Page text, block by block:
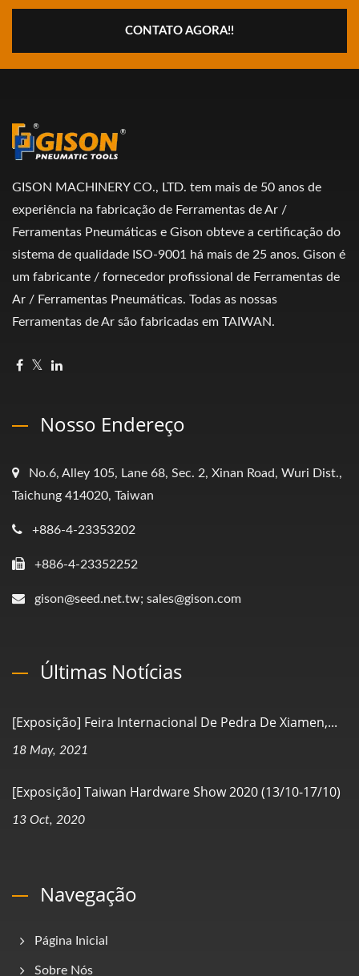
CONTATO AGORA!!
GISON MACHINERY CO., LTD. tem mais de 50 anos de
experiência na fabricação de Ferramentas de Ar /
Ferramentas Pneumáticas e Gison obteve a certificação do
sistema de qualidade ISO-9001 há mais de 25 anos. Gison é
um fabricante / fornecedor profissional de Ferramentas de
Ar / Ferramentas Pneumáticas. Todas as nossas
Ferramentas de Ar são fabricadas em TAIWAN.
Nosso Endereço
No.6, Alley 105, Lane 68, Sec. 2, Xinan Road, Wuri Dist.,
Taichung 414020, Taiwan
+886-4-23353202
+886-4-23352252
gison@seed.net.tw; sales@gison.com
Últimas Notícias
[Exposição] Feira Internacional De Pedra De Xiamen,...
18 May, 2021
[Exposição] Taiwan Hardware Show 2020 (13/10-17/10)
13 Oct, 2020
Navegação
Página Inicial
Sobre Nós